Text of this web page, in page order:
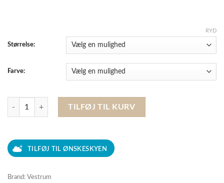
Størrelse:
Farve:
RYD
Vestrum - Siracusa Vest, Beige, XSmall antal
TILFØJ TIL KURV
TILFØJ TIL ØNSKESKYEN
Brand: Vestrum